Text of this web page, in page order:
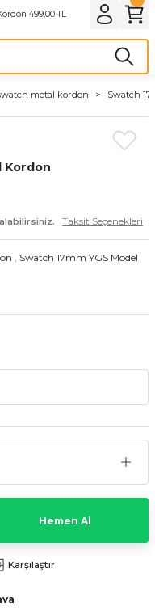
& ELEKTRİK
metal kordon Swatch
Kordon
alabilirsiniz. Taksit Seçenekleri
, Swatch 17mm YGS Model
Hemen Al
Karşılaştır